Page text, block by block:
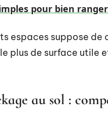
pour bien
espaces suppose de
plus de surface utile
au sol :